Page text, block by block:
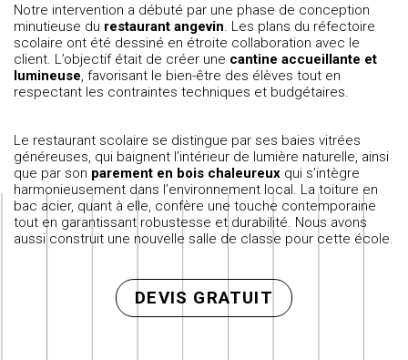
Notre intervention a débuté par une phase de conception
minutieuse du restaurant angevin . Les plans du réfectoire
scolaire ont été dessiné en étroite collaboration avec le
client. L’objectif était de créer une cantine accueillante et
lumineuse , favorisant le bien-être des élèves tout en
respectant les contraintes techniques et budgétaires.
Le restaurant scolaire se distingue par ses baies vitrées
généreuses, qui baignent l’intérieur de lumière naturelle, ainsi
que par son parement en bois chaleureux qui s’intègre
harmonieusement dans l’environnement local. La toiture en
bac acier, quant à elle, confère une touche contemporaine
tout en garantissant robustesse et durabilité. Nous avons
aussi construit une nouvelle salle de classe pour cette école.
DEVIS GRATUIT